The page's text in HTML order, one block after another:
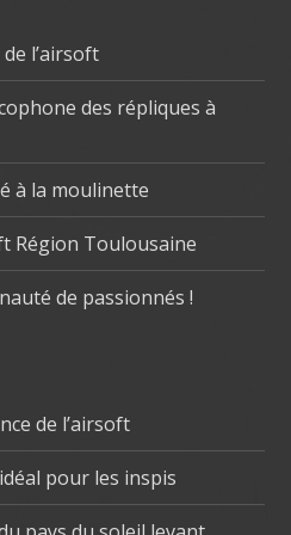
l’airsoft
des répliques à
à la moulinette
Région Toulousaine
de passionnés !
de l’airsoft
pour les inspis